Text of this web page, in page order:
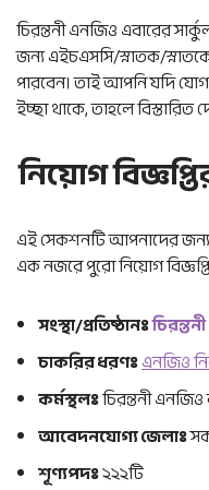
চিরন্তনী এনজিও এবারের
জন্য এইচএসসি/স্নাতক/
পারবেন। তাই আপনি যদি
ইচ্ছা থাকে, তাহলে বিস্তারিত
নিয়োগ
এই সেকশনটি আপনাদের জন্য
এক নজরে পুরো নিয়োগ
সংস্থা/প্রতিষ্ঠানঃ
চাকরির ধরণঃএনজিও
কর্মস্থলঃচিরন্তনী এনজিও
আবেদনযোগ্য জেলাঃ
শূণ্যপদঃ২২২টি